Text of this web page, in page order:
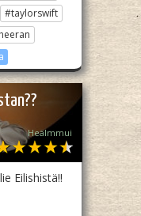
#taylorswift
Heälmmui
Eilishistä!!